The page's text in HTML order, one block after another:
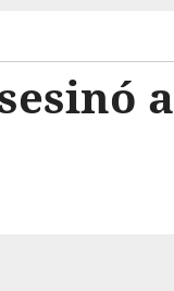
a